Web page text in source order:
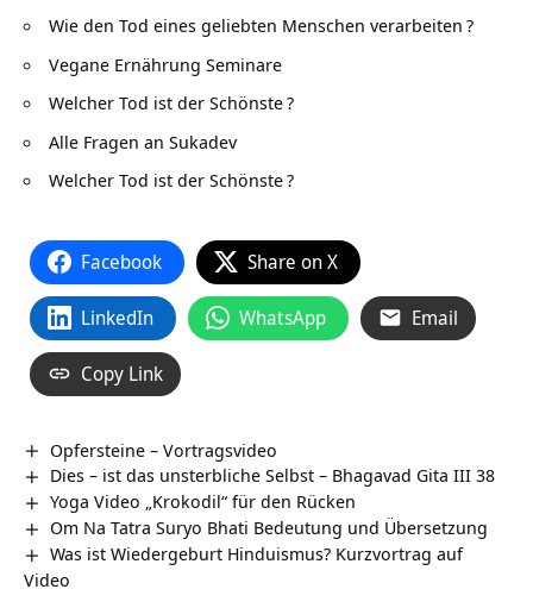
Wie den Tod eines geliebten Menschen verarbeiten ?
Vegane Ernährung Seminare
Welcher Tod ist der Schönste?
Alle Fragen an Sukadev
Welcher Tod ist der Schönste?
Facebook Share on X
LinkedIn WhatsApp Email
Copy Link
Opfersteine‏‎ – Vortragsvideo
Dies – ist das unsterbliche Selbst – Bhagavad Gita III 38
Yoga Video „Krokodil“ für den Rücken
Om Na Tatra Suryo Bhati Bedeutung und Übersetzung
Was ist Wiedergeburt Hinduismus? Kurzvortrag auf
Video